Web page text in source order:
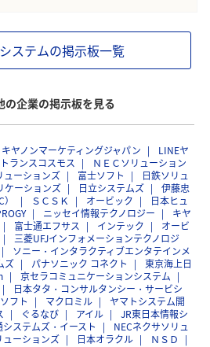
ステムの掲示板一覧
企業の掲示板を見る
キヤノンマーケティングジャパン
LINEヤ
トランスコスモス
ＮＥＣソリューション
ューションズ 富士ソフト
日鉄ソリュ
ケーションズ 日立システムズ
伊藤忠
ＳＣＳＫ オービック
日本ヒュ
ニッセイ情報テクノロジー
キヤ
富士通エフサス インテック
オービ
三菱UFJインフォメーションテクノロジ
ソニー・インタラクティブエンタテインメ
ズ パナソニック コネクト
東京海上日
京セラコミュニケーションシステム
日本タタ・コンサルタンシー・サービシ
フト マクロミル
ヤマトシステム開
ぐるなび アイル
JR東日本情報シ
システムズ・イースト
NECネクサソリュ
ューションズ 日本オラクル
ＮＳＤ